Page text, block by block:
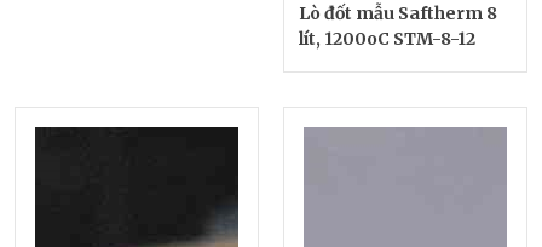
Lò đốt mẫu Saftherm 8
lít, 1200oC STM-8-12